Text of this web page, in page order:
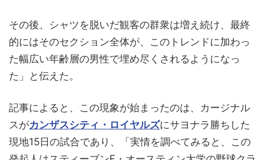
その後、シャツを脱いだ観客の群衆は増え続け、最終
的にはそのセクション全体が、このトレンドに加わっ
た幅広い年齢層の男性で埋め尽くされるようになっ
た」と伝えた。
記事によると、この現象が始まったのは、カージナル
スがカンザスシティ・ロイヤルズにサヨナラ勝ちした
現地15日の試合であり、「実情を調べてみると、この